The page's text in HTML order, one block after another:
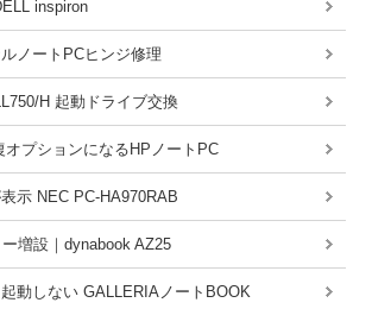
inspiron
ノートPCヒンジ修理
H 起動ドライブ交換
オプションになるHPノートPC
示 NEC PC-HA970RAB
増設｜dynabook AZ25
動しない GALLERIAノートBOOK